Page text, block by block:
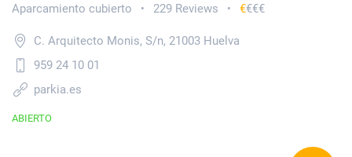
Aparcamiento cubierto • 229 Reviews • €€€€
C. Arquitecto Monis, S/n, 21003 Huelva
959 24 10 01
parkia.es
ABIERTO